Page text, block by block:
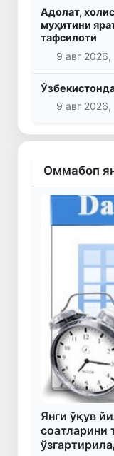
Адолат,
муҳитини
тафсилоти
9 авг
9 авг
Оммабоп
Янги ўқув
соатларини